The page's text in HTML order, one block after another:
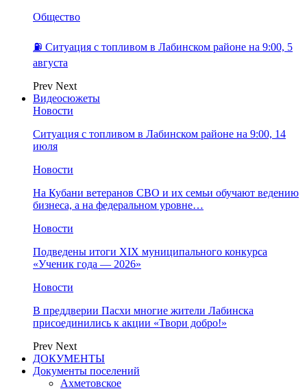
Общество
⛽️ Ситуация с топливом в Лабинском районе на 9:00, 5
августа
Prev Next
Видеосюжеты
Новости
Ситуация с топливом в Лабинском районе на 9:00, 14
июля
Новости
На Кубани ветеранов СВО и их семьи обучают ведению
бизнеса, а на федеральном уровне…
Новости
Подведены итоги XIX муниципального конкурса
«Ученик года — 2026»
Новости
В преддверии Пасхи многие жители Лабинска
присоединились к акции «Твори добро!»
Prev Next
ДОКУМЕНТЫ
Документы поселений
Ахметовское